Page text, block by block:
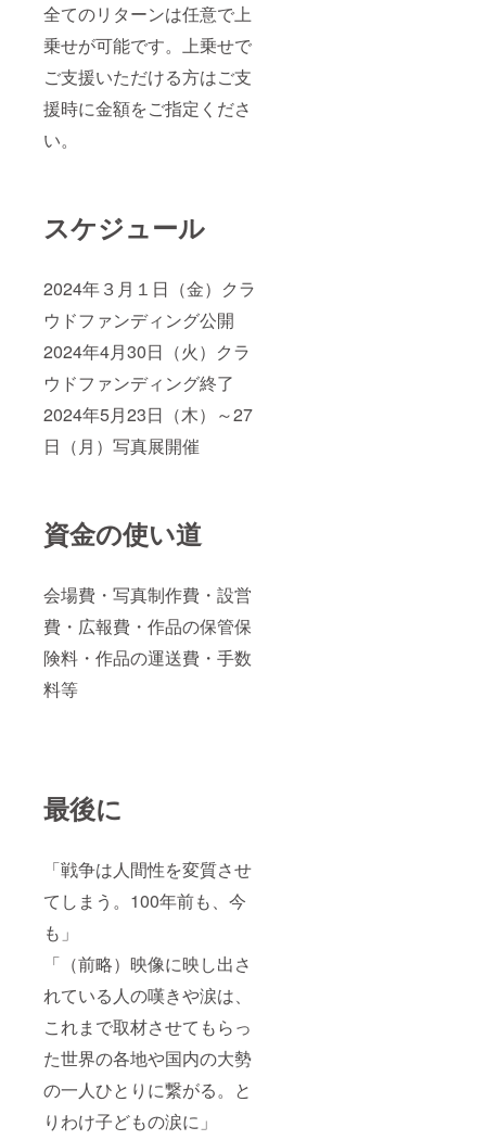
全てのリターンは任意で上
乗せが可能です。上乗せで
ご支援いただける方はご支
援時に金額をご指定くださ
い。
スケジュール
2024年３月１日（金）クラ
ウドファンディング公開
2024年4月30日（火）クラ
ウドファンディング終了
2024年5月23日（木）～27
日（月）写真展開催
資金の使い道
会場費・写真制作費・設営
費・広報費・作品の保管保
険料・作品の運送費・手数
料等
最後に
「戦争は人間性を変質させ
てしまう。100年前も、今
も」
「（前略）映像に映し出さ
れている人の嘆きや涙は、
これまで取材させてもらっ
た世界の各地や国内の大勢
の一人ひとりに繋がる。と
りわけ子どもの涙に」